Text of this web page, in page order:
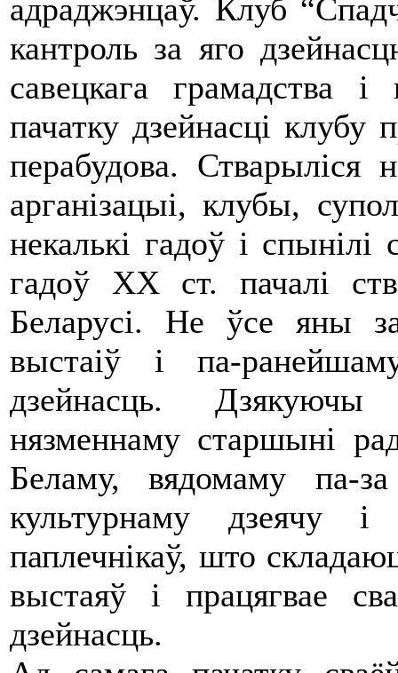
адраджэнцаў. Клуб
кантроль за яго
савецкага грамадства
пачатку дзейнасці клубу
перабудова. Стварыліся
арганізацыі, клубы,
некалькі гадоў і
гадоў ХХ ст. пачалі
Беларусі. Не ўсе яны
выстаіў і па-
дзейнасць. Дзякуючы
нязменнаму старшыні
Беламу, вядомаму па-
культурнаму дзеячу
паплечнікаў, што
выстаяў і працягвае
дзейнасць.